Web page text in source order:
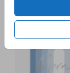
BIJZONDERE